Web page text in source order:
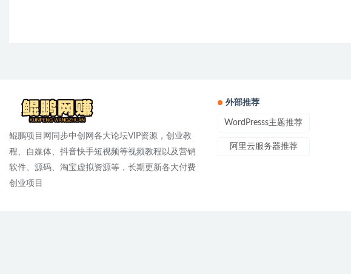
鲲鹏项目网同步中创网各大论坛VIP资源，创业教
程、自媒体、抖音快手短视频等视频教程以及营销
软件、源码、淘宝虚拟资源等，长期更新各大付费
创业项目
外部推荐
WordPresss主题推荐
阿里云服务器推荐